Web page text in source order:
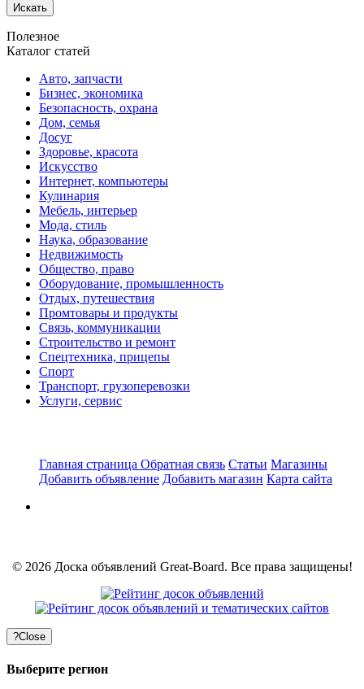
Искать
Полезное
Каталог статей
Авто, запчасти
Бизнес, экономика
Безопасность, охрана
Дом, семья
Досуг
Здоровье, красота
Искусство
Интернет, компьютеры
Кулинария
Мебель, интерьер
Мода, стиль
Наука, образование
Недвижимость
Общество, право
Оборудование, промышленность
Отдых, путешествия
Промтовары и продукты
Связь, коммуникации
Строительство и ремонт
Спецтехника, прицепы
Спорт
Транспорт, грузоперевозки
Услуги, сервис
Главная страница Обратная связь Статьи Магазины
Добавить объявление Добавить магазин Карта сайта
© 2026 Доска объявлений Great-Board. Все права защищены!
?Close
Выберите регион